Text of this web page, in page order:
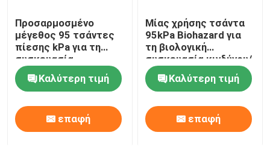
Προσαρμοσμένο
μέγεθος 95 τσάντες
πίεσης kPa για τη
συσκευασία
δειγμάτων
αεροπορικών
μεταφορών
Καλύτερη τιμή
επαφή
Μίας χρήσης τσάντα
95kPa Biohazard για
τη βιολογική
συσκευασία κινδύνου/
το μολυσματικό
δείγμαΚαλύτερη τιμή
επαφή